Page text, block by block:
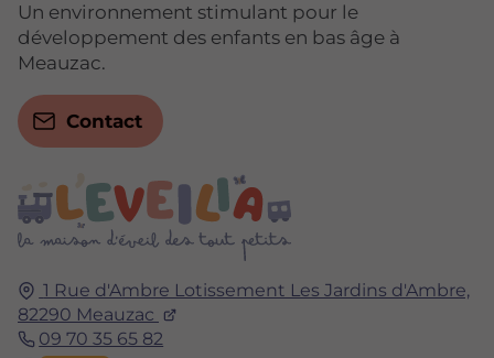
1 Rue d'Ambre Lotissement Les Jardins d'Ambre,
82290 Meauzac
09 70 35 65 82
Un environnement stimulant pour le
développement des enfants en bas âge à
Meauzac.
Contact